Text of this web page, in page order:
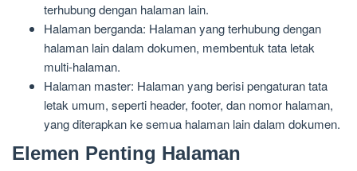
terhubung dengan halaman lain.
Halaman berganda: Halaman yang terhubung dengan
halaman lain dalam dokumen, membentuk tata letak
multi-halaman.
Halaman master: Halaman yang berisi pengaturan tata
letak umum, seperti header, footer, dan nomor halaman,
yang diterapkan ke semua halaman lain dalam dokumen.
Elemen Penting Halaman